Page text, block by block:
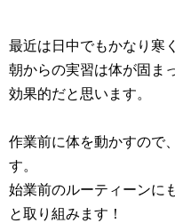
最近は日中でもかなり寒
朝からの実習は体が固ま
効果的だと思います。
作業前に体を動かすので
す。
始業前のルーティーンに
と取り組みます！